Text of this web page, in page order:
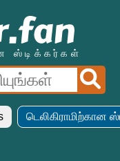
ஸ்டிக்கர்கள்
டெலிகிராமிற்கான